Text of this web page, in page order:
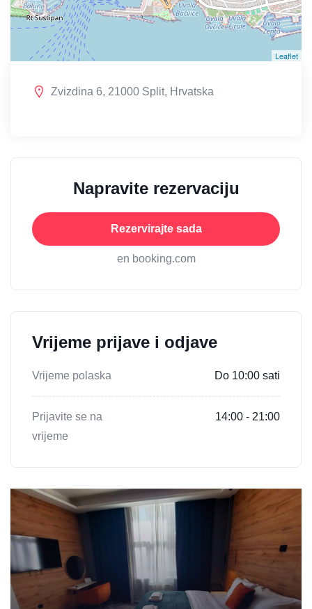
Leaflet
Zvizdina 6, 21000 Split, Hrvatska
Napravite rezervaciju
Rezervirajte sada
en booking.com
Vrijeme prijave i odjave
Vrijeme polaska Do 10:00 sati
Prijavite se na
vrijeme
14:00 - 21:00